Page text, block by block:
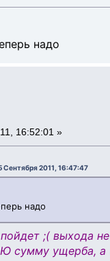
надо
16:52:01 »
Сентября 2011, 16:47:47
надо
;( выхода
сумму ущерба, а